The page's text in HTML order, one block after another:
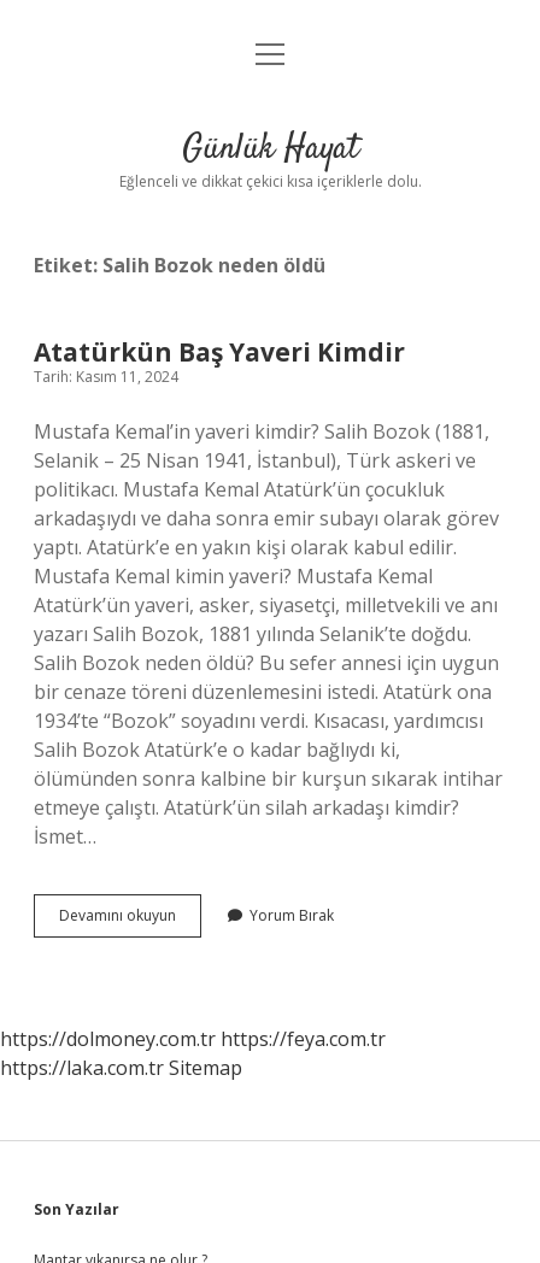
Anasayfa
Yasal Uyarı
menüyü
Günlük Hayat
Eğlenceli ve dikkat çekici kısa içeriklerle dolu.
Etiket: Salih Bozok neden öldü
Atatürkün Baş Yaveri Kimdir
Tarih: Kasım 11, 2024
Mustafa Kemal’in yaveri kimdir? Salih Bozok (1881,
Selanik – 25 Nisan 1941, İstanbul), Türk askeri ve
politikacı. Mustafa Kemal Atatürk’ün çocukluk
arkadaşıydı ve daha sonra emir subayı olarak görev
yaptı. Atatürk’e en yakın kişi olarak kabul edilir.
Mustafa Kemal kimin yaveri? Mustafa Kemal
Atatürk’ün yaveri, asker, siyasetçi, milletvekili ve anı
yazarı Salih Bozok, 1881 yılında Selanik’te doğdu.
Salih Bozok neden öldü? Bu sefer annesi için uygun
bir cenaze töreni düzenlemesini istedi. Atatürk ona
1934’te “Bozok” soyadını verdi. Kısacası, yardımcısı
Salih Bozok Atatürk’e o kadar bağlıydı ki,
ölümünden sonra kalbine bir kurşun sıkarak intihar
etmeye çalıştı. Atatürk’ün silah arkadaşı kimdir?
İsmet…
Devamını okuyun Atatürkün
Baş
Yorum Bırak
https://dolmoney.com.tr https://feya.com.tr
https://laka.com.trSitemap
Sidebar
Son Yazılar